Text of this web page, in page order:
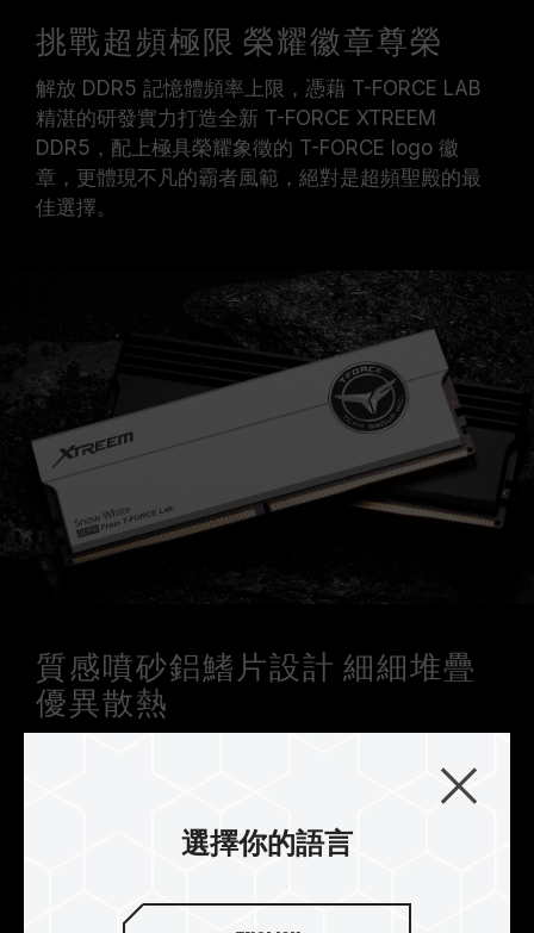
挑戰超頻極限 榮耀徽章尊榮
解放 DDR5 記憶體頻率上限，憑藉 T-FORCE LAB
精湛的研發實力打造全新 T-FORCE XTREEM
DDR5，配上極具榮耀象徵的 T-FORCE logo 徽
章，更體現不凡的霸者風範，絕對是超頻聖殿的最
佳選擇。
質感噴砂鋁鰭片設計 細細堆疊
優異散熱
形成的冷熱能量轉換，透過質感噴砂融合玄武岩般
厚實金屬兩片式傾斜鋁鰭片設計，呈現玄武岩與沙
灘的外型視覺，得到優異降溫的散熱效果，烙印 T-
選擇你的語言